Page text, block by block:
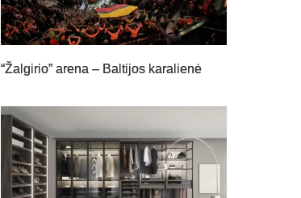
“Žalgirio” arena – Baltijos karalienė